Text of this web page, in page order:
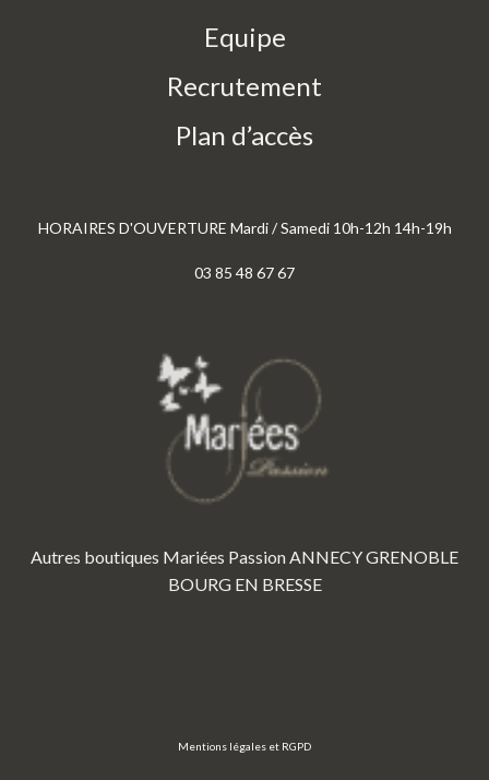
Equipe
Recrutement
Plan d’accès
HORAIRES D'OUVERTURE Mardi / Samedi 10h-12h 14h-19h
03 85 48 67 67
Autres boutiques Mariées PassionANNECYGRENOBLE
BOURG EN BRESSE
Mentions légales et RGPD